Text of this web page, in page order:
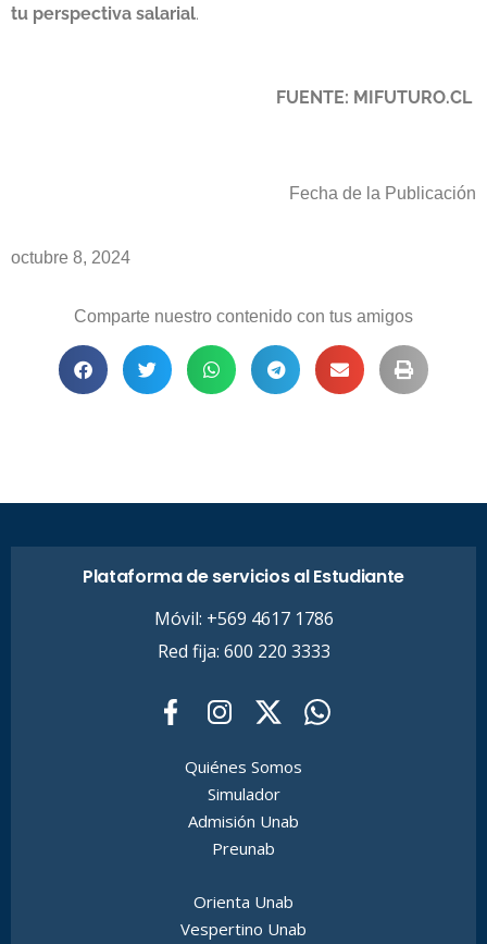
tu perspectiva salarial.
FUENTE: MIFUTURO.CL
Fecha de la Publicación
octubre 8, 2024
Comparte nuestro contenido con tus amigos